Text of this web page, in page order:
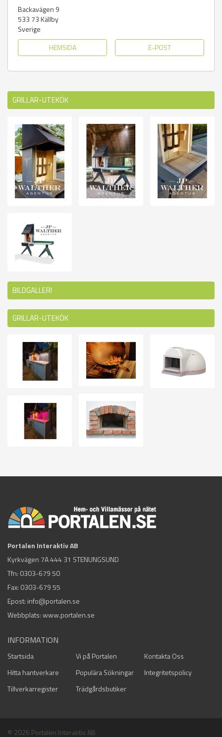
Backavägen 9
533 73Källby
Sverige
HEMSIDA
E-POST
GRILLAR-UTEKÖK
BILDGALLERI
GRILLAR-UTEKÖK
Portalen Interaktiv AB
Kyrkvägen 7A 444 31 STENUNGSUND
Tfn: 0303-679 50
Fax: 0303-679 55
Epost: info@portalen.se
Webbplats: www.portalen.se
INFORMATION
Startsida Vi på Portalen
Kontakta Oss
Hitta hantverkare
Populära Sökningar
Integritetspolicy
Tillverkarregister
Trädgårdsbutiker
© 2026 Portalen Interaktiv AB.